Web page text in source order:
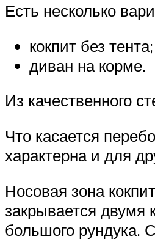
Есть несколько
кокпит без тента;
диван на корме.
Из качественного
Что касается
характерна и для
Носовая зона
закрывается двумя
большого рундука.